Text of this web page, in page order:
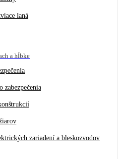
laná
a hĺbke
zabezpečenia
zariadení a bleskozvodov